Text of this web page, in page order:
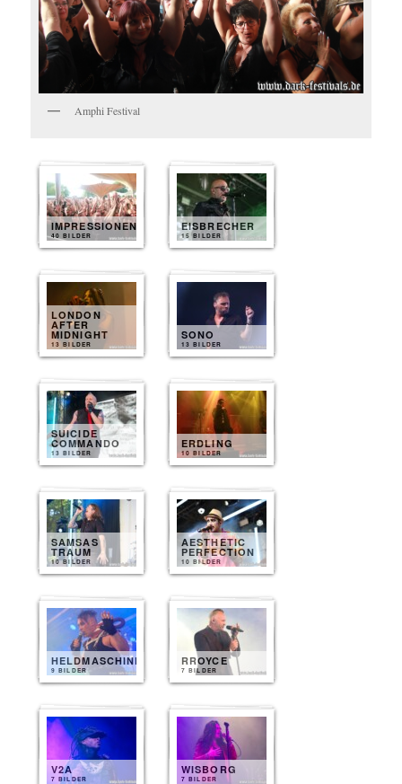
Amphi Festival
IMPRESSIONEN
40 BILDER
EISBRECHER
15 BILDER
LONDON
AFTER
MIDNIGHT
13 BILDER
SONO
13 BILDER
SUICIDE
COMMANDO
13 BILDER
ERDLING
10 BILDER
SAMSAS
TRAUM
10 BILDER
AESTHETIC
PERFECTION
10 BILDER
HELDMASCHINE
9 BILDER
RROYCE
7 BILDER
V2A
7 BILDER
WISBORG
7 BILDER